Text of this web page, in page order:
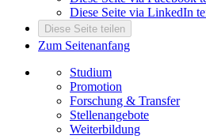
Diese Seite via LinkedIn
Diese Seite teilen
Zum Seitenanfang
Studium
Promotion
Forschung & Transfer
Stellenangebote
Weiterbildung